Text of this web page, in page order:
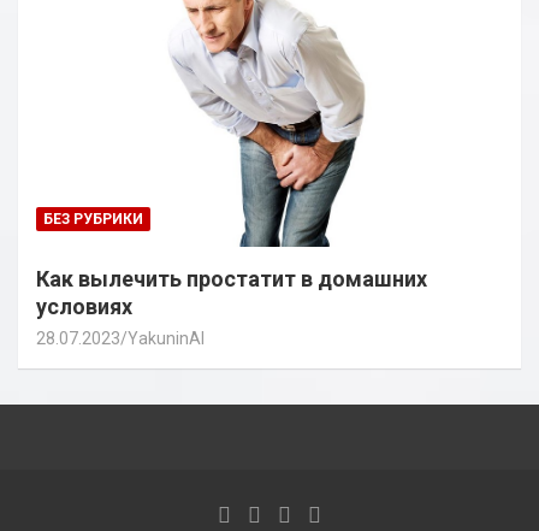
БЕЗ РУБРИКИ
Как вылечить простатит в домашних
условиях
28.07.2023 YakuninAI